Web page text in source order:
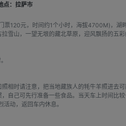
：拉萨市
120元，时间约1个小时，海拔4700M)，湖
雪山，一望无垠的藏北草原，迎风飘扬的五
相时请注意，把当地藏族人的牦牛羊照进去
自己可先行准备一些食品。当天车上时间比
动，返回车内休息。